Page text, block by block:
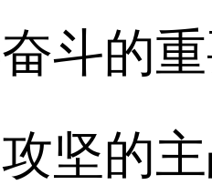
斗的
坚的